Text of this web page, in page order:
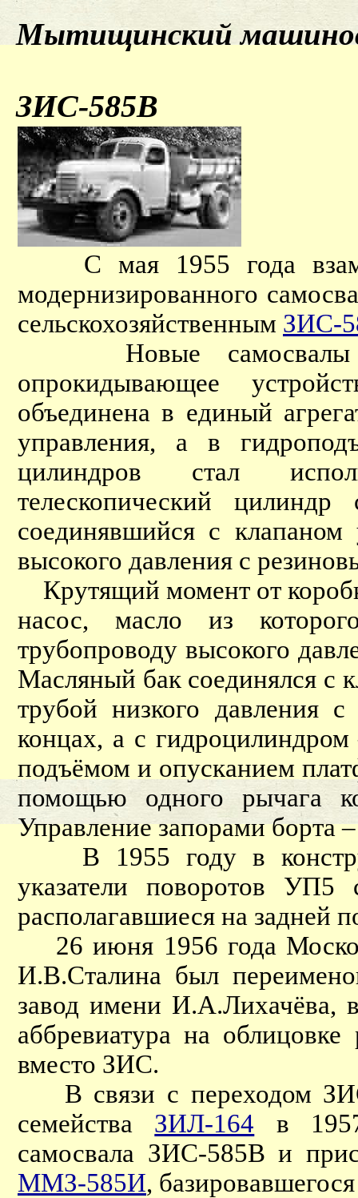
Мытищинский
ЗИС-585В
С мая 1955 года
модернизированного
сельскохозяйственным ЗИС-
Новые самосвалы
опрокидывающее
объединена в единый
управления, а в
цилиндров стал
телескопический
соединявшийся с клапаном
высокого давления с
Крутящий момент от
насос, масло из
трубопроводу высокого
Масляный бак соединялся с
трубой низкого давления
концах, а с
подъёмом и опусканием
помощью одного рычага
Управление запорами борта
В 1955 году в
указатели поворотов
располагавшиеся на задней
26 июня 1956 года
И.В.Сталина был
завод имени И.А.Лихачёва,
аббревиатура на
вместо ЗИС.
В связи с переходом
семейства ЗИЛ-164 в
самосвала ЗИС-585В и
ММЗ-585И,